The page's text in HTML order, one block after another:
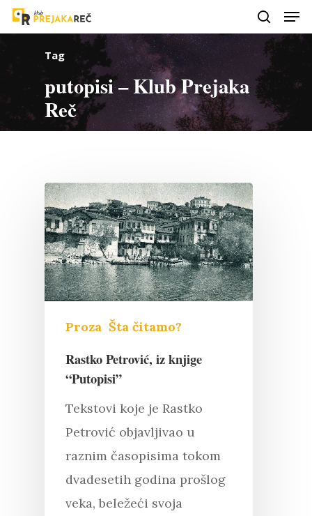
Tag
putopisi – Klub Prejaka
Reč
Proza Šta čitamo?
Rastko Petrović, iz knjige
“Putopisi”
Tekstovi koje je Rastko
Petrović objavljivao u
raznim časopisima tokom
dvadesetih godina prošlog
veka, beležeći svoja